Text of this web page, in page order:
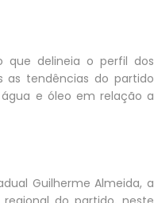
que delineia o perfil dos
as tendências do partido
e óleo em relação a
Guilherme Almeida, a